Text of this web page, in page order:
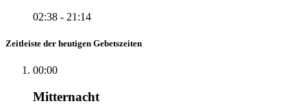
02:38 - 21:14
Zeitleiste der heutigen Gebetszeiten
00:00
Mitternacht